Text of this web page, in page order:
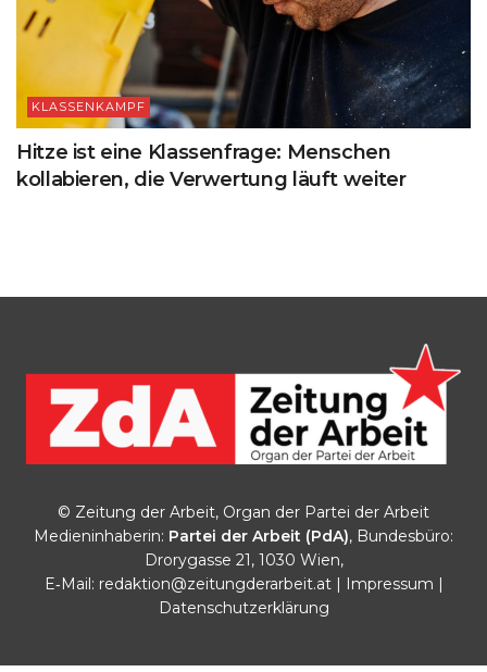
KLASSENKAMPF
Hitze ist eine Klassenfrage: Menschen
kollabieren, die Verwertung läuft weiter
© Zeitung der Arbeit, Organ der Partei der Arbeit
Medieninhaberin: Partei der Arbeit (PdA), Bundesbüro:
Drorygasse 21, 1030 Wien,
E‑Mail: redaktion@zeitungderarbeit.at| Impressum |
Datenschutzerklärung